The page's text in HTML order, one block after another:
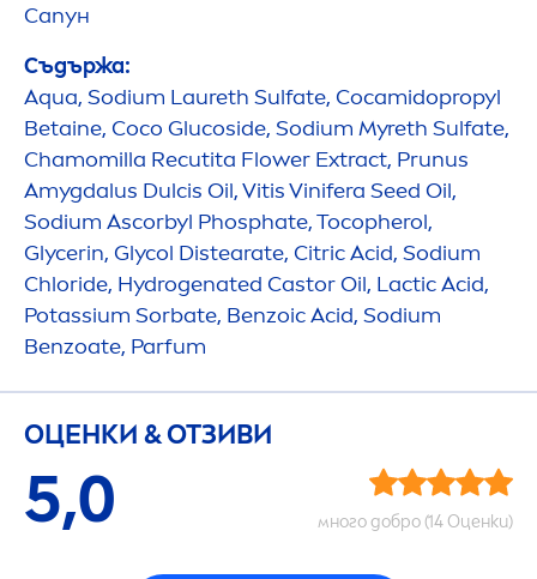
Сапун
Съдържа:
Aqua, Sodium Laureth Sulfate, Cocamidopropyl
Betaine, Coco Glucoside, Sodium Myreth Sulfate,
Chamomilla Recutita Flower Extract, Prunus
Amygdalus Dulcis Oil, Vitis Vinifera Seed Oil,
Sodium Ascorbyl Phosphate, Tocopherol,
Glycerin, Glycol Distearate, Citric Acid, Sodium
Chloride, Hydrogenated Castor Oil, Lactic Acid,
Potassium Sorbate, Benzoic Acid, Sodium
Benzoate, Parfum
ОЦЕНКИ & ОТЗИВИ
5,0 много добро (14 Оценки)